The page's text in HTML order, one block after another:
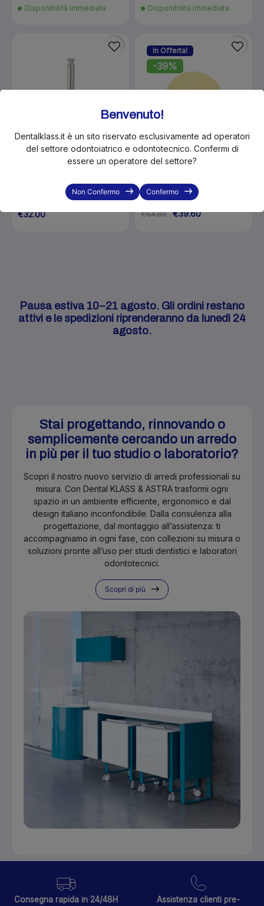
Disponibilità immediata Disponibilità immediata
Solventum 3M SOF-LEX
POP-ON mandrini RA - 3 pz
€32.00
In Offerta!
-39%
Solventum 3M Sof.Lex Pop-
On 2382SF dischi XT 85pz.
€64.80 €39.60
Pausa estiva 10–21 agosto. Gli ordini restano
attivi e le spedizioni riprenderanno da lunedì 24
agosto.
Stai progettando, rinnovando o
semplicemente cercando un arredo
in più per il tuo studio o laboratorio?
Scopri il nostro nuovo servizio di arredi professionali su
misura. Con Dental KLASS & ASTRA trasformi ogni
spazio in un ambiente efficiente, ergonomico e dal
design italiano inconfondibile. Dalla consulenza alla
progettazione, dal montaggio all’assistenza: ti
accompagniamo in ogni fase, con collezioni su misura o
soluzioni pronte all’uso per studi dentistici e laboratori
odontotecnici.
Scopri di più
Benvenuto!
Dentalklass.it è un sito riservato esclusivamente ad operatori
del settore odontoiatrico e odontotecnico. Confermi di
essere un operatore del settore?
Non Confermo Confermo
Consegna rapida in 24/48H
Assistenza clienti pre-